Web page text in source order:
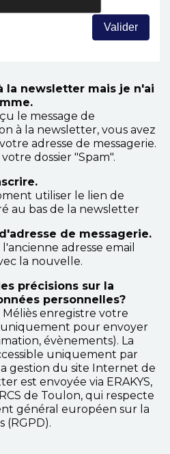
la newsletter mais je n'ai
le message de
à la newsletter, vous avez
adresse de messagerie.
dossier "Spam".
utiliser le lien de
au bas de la newsletter
de messagerie.
adresse email
la nouvelle.
précisions sur la
personnelles?
Méliès enregistre votre
uniquement pour envoyer
évènements). La
uniquement par
gestion du site Internet de
est envoyée via ERAKYS,
de Toulon, qui respecte
général européen sur la
(RGPD).